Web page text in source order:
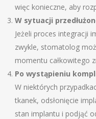
więc konieczne, aby
W sytuacji
Jeżeli proces integracji
zwykle, stomatolog
momentu całkowitego
Po wystąpieniu
W niektórych
tkanek, odsłonięcie
stan implantu i podjąć